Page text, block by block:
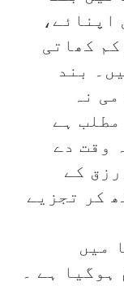
اپنائے،
کھاتی
بند
نہ
ہے
وقت دے
کے
کر تجزیے
میں
ہوگیا ہے ۔